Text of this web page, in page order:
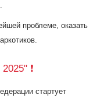
проблеме, оказать
❗️
стартует